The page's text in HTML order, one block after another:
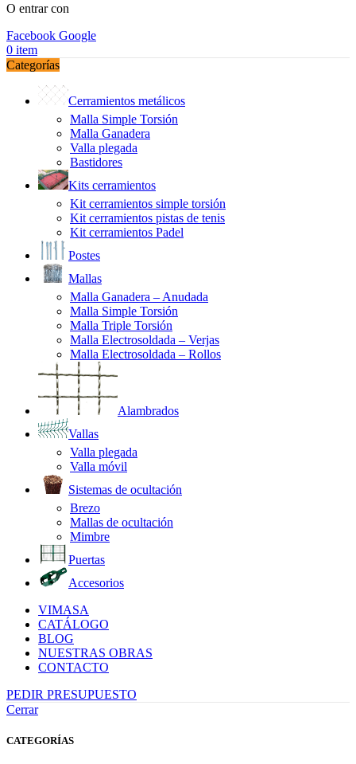
O entrar con
Facebook Google
0 item
Categorías
Cerramientos metálicos
Malla Simple Torsión
Malla Ganadera
Valla plegada
Bastidores
Kits cerramientos
Kit cerramientos simple torsión
Kit cerramientos pistas de tenis
Kit cerramientos Padel
Postes
Mallas
Malla Ganadera – Anudada
Malla Simple Torsión
Malla Triple Torsión
Malla Electrosoldada – Verjas
Malla Electrosoldada – Rollos
Alambrados
Vallas
Valla plegada
Valla móvil
Sistemas de ocultación
Brezo
Mallas de ocultación
Mimbre
Puertas
Accesorios
VIMASA
CATÁLOGO
BLOG
NUESTRAS OBRAS
CONTACTO
PEDIR PRESUPUESTO
Cerrar
CATEGORÍAS